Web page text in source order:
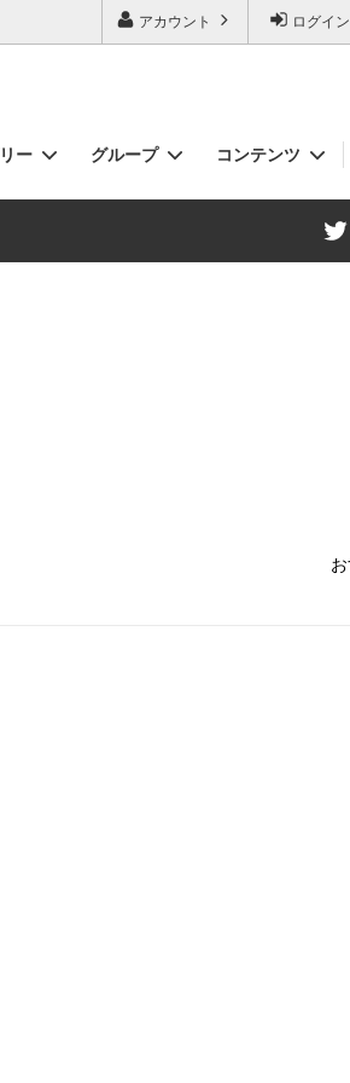
ログイン
アカウント
ー
贈るSTYLE（ギフト商品）
グループ コンテンツ
クミスタイル消臭物語shoes